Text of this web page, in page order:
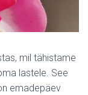
mil tähistame
lastele. See
emadepäev